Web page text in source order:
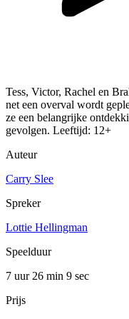
Tess, Victor, Rachel en
net een overval wordt
ze een belangrijke
gevolgen. Leeftijd: 12+
Auteur
Carry Slee
Spreker
Lottie Hellingman
Speelduur
7 uur 26 min 9 sec
Prijs